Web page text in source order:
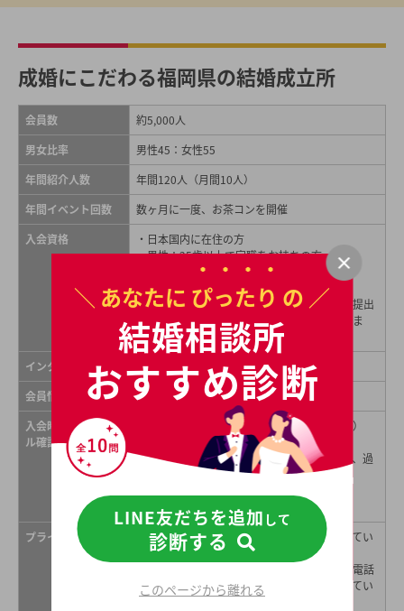
成婚にこだわる福岡県の結婚成立所
会員数
約5,000人
男女比率
男性45：女性55
年間紹介人数
年間120人（月間10人）
年間イベント回数
数ヶ月に一度、お茶コンを開催
入会資格
・日本国内に在住の方
・男性：25歳以上で定職をお持ちの方
・女性：20歳以上の方
※入会時には独身証明書などの各種証明書を提出
し、審査を通った方のみ入会することができま
す。
インターネット紹介
あり
会員情報誌
なし
入会時のプロフィー
ル確認方法
・身分証明書（運転免許証や健康保険証など）
・独身証明書（3ヶ月以内に発行されたもの）
・収入証明書（源泉徴収票や納税通知書など、過
去1年間の収入を証明できるもの）
・資格証明書 など
プライバシー配慮
プライバシー保護のため、完全予約制となってい
ます。
また、お見合い時にはお相手にフルネームや電話
番号、アドレスなど、個人情報は一切公開してい
ません。
＼ あなたに ぴったり の ／
結婚相談所
おすすめ診断
LINE友だちを追加 して
診断する
このページから離れる